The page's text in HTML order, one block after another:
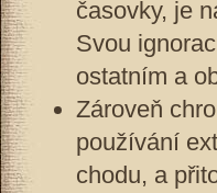
časovky, je
Svou
ostatním a
Zároveň
používání
chodu, a